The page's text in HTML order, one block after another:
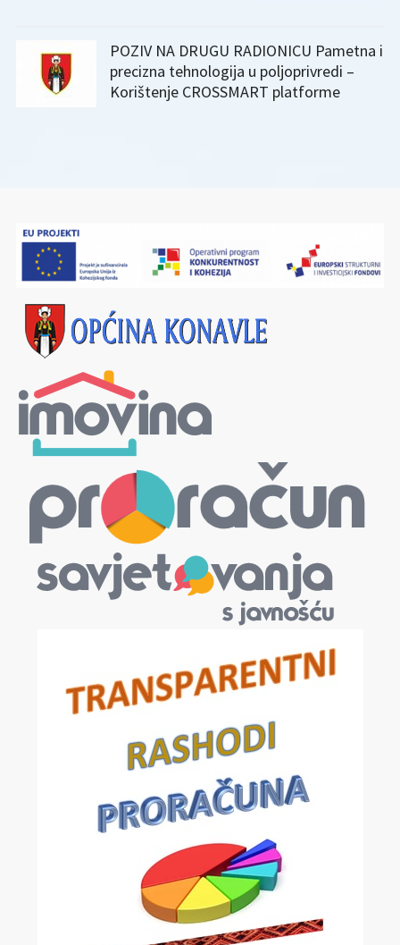
POZIV NA DRUGU RADIONICU Pametna i
precizna tehnologija u poljoprivredi –
Korištenje CROSSMART platforme